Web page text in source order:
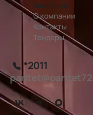
Компания
О компании
Контакты
Тендеры
*2011